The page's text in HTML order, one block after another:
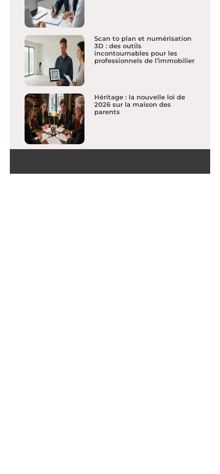
Scan to plan et numérisation
3D : des outils
incontournables pour les
professionnels de l’immobilier
Héritage : la nouvelle loi de
2026 sur la maison des
parents